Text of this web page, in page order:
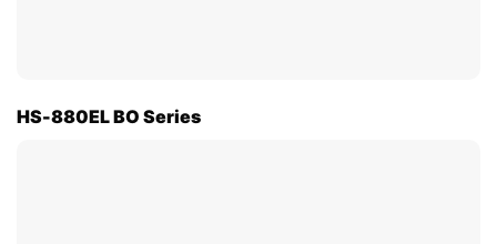
HS-880EL BO Series